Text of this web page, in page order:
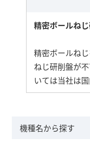
精密ボールね
精密ボールね
ねじ研削盤が
いては当社は
機種名から探す